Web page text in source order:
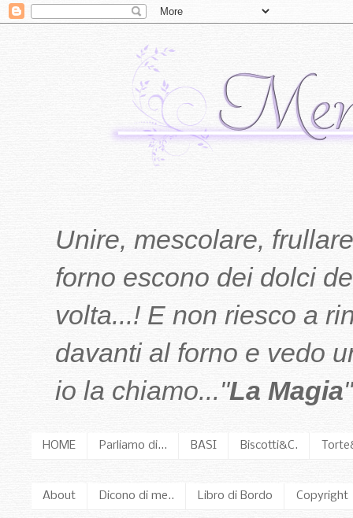
Unire, mescolare,
forno escono dei dolci
volta...! E non riesco a
davanti al forno e vedo
io la chiamo..."La Magia
HOME Parliamo di... BASI Biscotti&C.
About Dicono di me.. Libro di Bordo Copyright